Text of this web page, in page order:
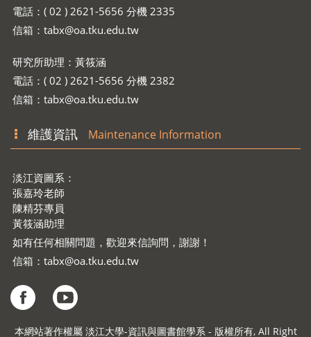
電話：( 02 ) 2621-5656 分機 2335
信箱： tabx@oa.tku.edu.tw
研究所助理：黃筱涵
電話：( 02 ) 2621-5656 分機 2382
信箱： tabx@oa.tku.edu.tw
維護資訊 Maintenance Information
淡江資圖系：
張嘉玲老師
陳精芬專員
黃筱涵助理
如有任何相關問題，歡迎來信詢問，謝謝！
信箱： tabx@oa.tku.edu.tw
本網站著作權屬 淡江大學-資訊與圖書館學系 - 版權所有, All Right